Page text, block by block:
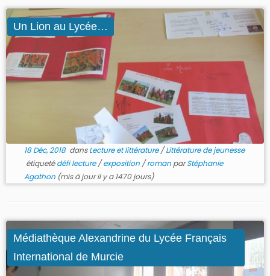
Un Lion au Lycée…
18 Déc, 2018dansLecture et littérature/Littérature de jeunesse
étiquetédéfi lecture/exposition /roman parStéphanie
Agathon(mis à jour il y a 1470 jours)
Médiathèque Alexandrine du Lycée Français
International de Murcie